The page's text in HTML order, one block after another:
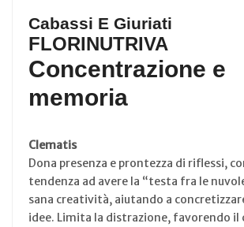
Cabassi E Giuriati
FLORINUTRIVA
Concentrazione e
memoria
Clematis
Dona presenza e prontezza di riflessi,
tendenza ad avere la “testa fra le
sana creatività, aiutando a
idee. Limita la distrazione, favorendo